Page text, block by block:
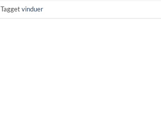
Taggetvinduer